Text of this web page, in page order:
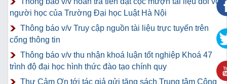
người học của Trường Đại học Luật Hà Nội
Thông báo v/v Truy cập nguồn tài liệu trực tuyến trên
cổng thông tin
Thông báo v/v thu nhận khoá luận tốt nghiệp Khoá 47
trình độ đại học hình thức đào tạo chính quy
Thư Cảm Ơn tới tác giả gửi tặng sách Trung tâm Công